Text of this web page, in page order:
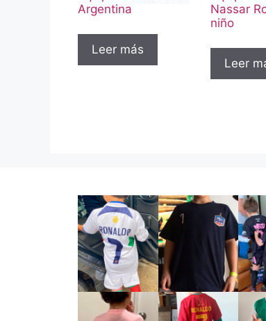
Argentina
Leer más
Nassar
niño
Leer